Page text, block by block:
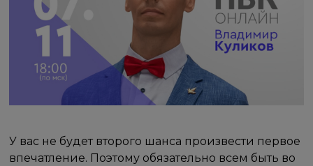
У вас не будет второго шанса произвести первое
впечатление. Поэтому обязательно всем быть во